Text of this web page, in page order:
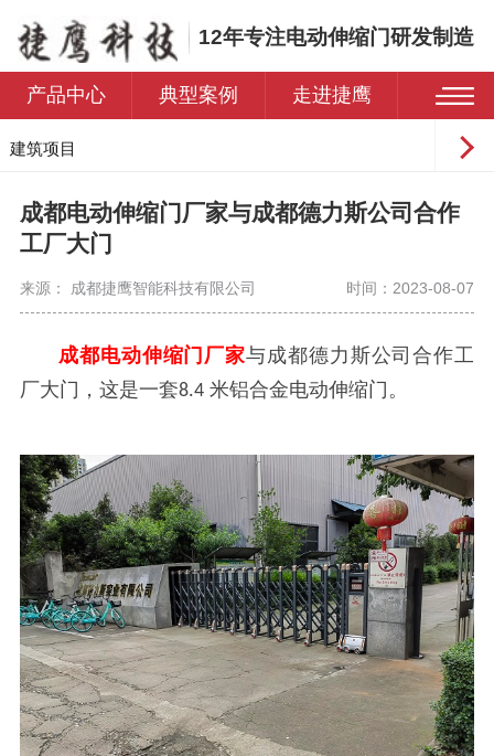
12年专注电动伸缩门研发制造
产品中心 典型案例 走进捷鹰
建筑项目
学校
成都电动伸缩门厂家与成都德力斯公司合作
工厂大门
来源： 成都捷鹰智能科技有限公司 时间：2023-08-07
成都电动伸缩门厂家与成都德力斯公司合作工
厂大门，这是一套8.4 米铝合金电动伸缩门。